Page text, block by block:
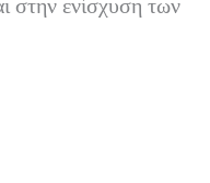
στην ενίσχυση των